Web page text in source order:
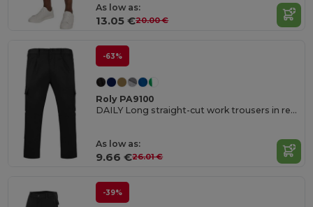
As low as:
13.05 €20.00 €
-63%
Roly PA9100
DAILY Long straight-cut work trousers in resistant fabric
As low as:
9.66 €26.01 €
-39%